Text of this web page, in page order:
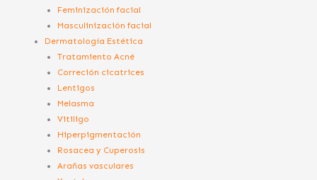
Feminización facial
Masculinización facial
Dermatología Estética
Tratamiento Acné
Correción cicatrices
Lentigos
Melasma
Vitiligo
Hiperpigmentación
Rosacea y Cuperosis
Arañas vasculares